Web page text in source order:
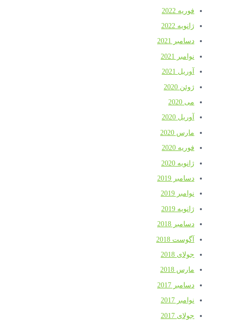
فوریه 2022
ژانویه 2022
دسامبر 2021
نوامبر 2021
آوریل 2021
ژوئن 2020
می 2020
آوریل 2020
مارس 2020
فوریه 2020
ژانویه 2020
دسامبر 2019
نوامبر 2019
ژانویه 2019
دسامبر 2018
آگوست 2018
جولای 2018
مارس 2018
دسامبر 2017
نوامبر 2017
جولای 2017